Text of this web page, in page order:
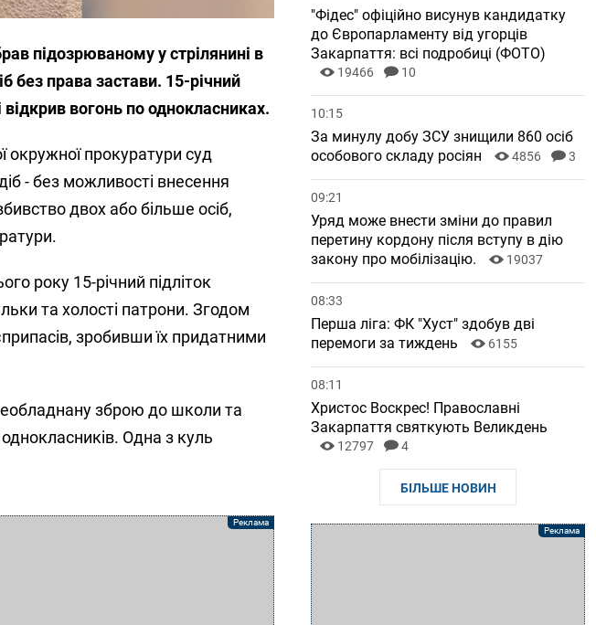
підозрюваному у стрілянині в
без права застави. 15-річний
вогонь по однокласниках.
прокуратури суд
- без можливості внесення
двох або більше осіб,
року 15-річний підліток
та холості патрони. Згодом
зробивши їх придатними
зброю до школи та
однокласників. Одна з куль
"Фідес" офіційно висунув кандидатку
до Європарламенту від угорців
Закарпаття: всі подробиці (ФОТО)
19466 10
10:15
За минулу добу ЗСУ знищили 860 осіб
особового складу росіян
4856 3
09:21
Уряд може внести зміни до правил
перетину кордону після вступу в дію
закону про мобілізацію.
19037
08:33
Перша ліга: ФК "Хуст" здобув дві
перемоги за тиждень
6155
08:11
Христос Воскрес! Православні
Закарпаття святкують Великдень
12797 4
БІЛЬШЕ НОВИН